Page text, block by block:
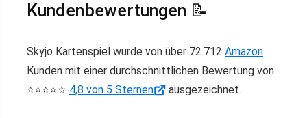
Kundenbewertungen 📝
Skyjo Kartenspiel wurde von über 72.712 Amazon
Kunden mit einer durchschnittlichen Bewertung von
⭐️⭐️⭐️⭐️☆ 4,8 von 5 Sternen ausgezeichnet.